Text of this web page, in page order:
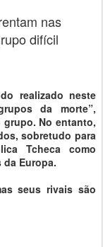
nas
difícil
realizado neste
da morte”,
No entanto,
sobretudo para
Tcheca como
Europa.
seus rivais são